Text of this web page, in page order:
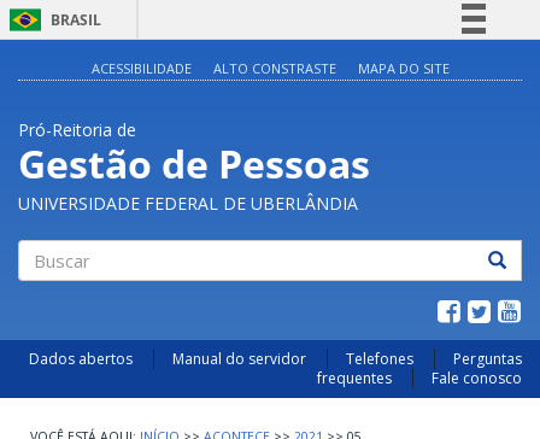
BRASIL
Acesso à informação
Legislação
Canais
ACESSIBILIDADE ALTO CONSTRASTE MAPA DO SITE
Pró-Reitoria de
Gestão de Pessoas
UNIVERSIDADE FEDERAL DE UBERLÂNDIA
Dados abertos Manual do servidor Telefones
Perguntas
frequentes
Fale conosco